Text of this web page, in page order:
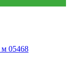
05468